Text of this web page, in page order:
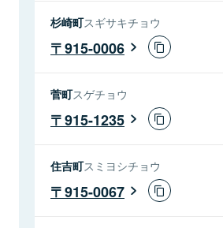
杉崎町スギサキチョウ
915-0006
菅町スゲチョウ
915-1235
住吉町スミヨシチョウ
915-0067